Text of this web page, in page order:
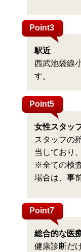
Point3
駅近
西武池袋線
す。
Point5
女性スタッ
スタッフの
当しており
※全ての検
場合は、事
Point7
総合的な医
健康診断だ